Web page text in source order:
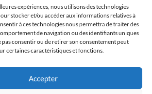
expériences, nous utilisons des technologies
stocker et/ou accéder aux informations relatives à
à ces technologies nous permettra de traiter des
de navigation ou des identifiants uniques
pas consentir ou de retirer son consentement peut
certaines caractéristiques et fonctions.
Accepter
Popular Free Games
LATEST UPDATES